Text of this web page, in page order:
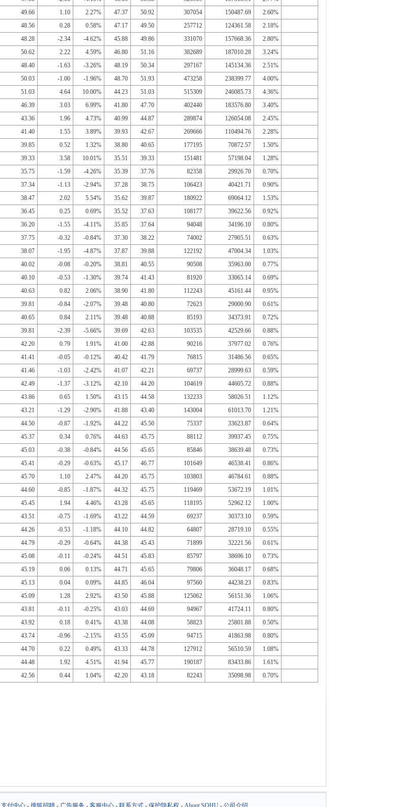
49.66 1.10 2.27% 47.37 50.92 307054 150487.69
2.60%
48.56 0.28 0.58% 47.17 49.50 257712 124361.58
2.18%
48.28 -2.34 -4.62% 45.88 49.86 331070 157668.36
2.80%
50.62 2.22 4.59% 46.80 51.16 382689 187010.28
3.24%
48.40 -1.63 -3.26% 48.19 50.34 297167 145134.36
2.51%
50.03 -1.00 -1.96% 48.70 51.93 473258 238399.77
4.00%
51.03 4.64 10.00% 44.23 51.03 515309 246085.73
4.36%
46.39 3.03 6.99% 41.80 47.70 402440 183576.80
3.40%
43.36 1.96 4.73% 40.99 44.87 289874 126054.08
2.45%
41.40 1.55 3.89% 39.93 42.67 269666 110494.76
2.28%
39.85 0.52 1.32% 38.80 40.65 177195 70872.57
1.50%
39.33 3.58 10.01% 35.51 39.33 151481 57198.04
1.28%
35.75 -1.59 -4.26% 35.39 37.76 82358 29926.70
0.70%
37.34 -1.13 -2.94% 37.28 38.75 106423 40421.71
0.90%
38.47 2.02 5.54% 35.62 39.87 180922 69064.12
1.53%
36.45 0.25 0.69% 35.52 37.63 108177 39622.56
0.92%
36.20 -1.55 -4.11% 35.85 37.64 94048 34196.10
0.80%
37.75 -0.32 -0.84% 37.30 38.22 74002 27905.51
0.63%
38.07 -1.95 -4.87% 37.87 39.88 122192 47004.34
1.03%
40.02 -0.08 -0.20% 38.81 40.55 90508 35963.00
0.77%
40.10 -0.53 -1.30% 39.74 41.43 81920 33065.14
0.69%
40.63 0.82 2.06% 38.90 41.80 112243 45161.44
0.95%
39.81 -0.84 -2.07% 39.48 40.80 72623 29000.90
0.61%
40.65 0.84 2.11% 39.48 40.88 85193 34373.91
0.72%
39.81 -2.39 -5.66% 39.69 42.63 103535 42529.66
0.88%
42.20 0.79 1.91% 41.00 42.88 90216 37977.02
0.76%
41.41 -0.05 -0.12% 40.42 41.79 76815 31486.56
0.65%
41.46 -1.03 -2.42% 41.07 42.21 69737 28999.63
0.59%
42.49 -1.37 -3.12% 42.10 44.20 104619 44605.72
0.88%
43.86 0.65 1.50% 43.15 44.58 132233 58026.51
1.12%
43.21 -1.29 -2.90% 41.88 43.40 143004 61013.70
1.21%
44.50 -0.87 -1.92% 44.22 45.50 75337 33623.87
0.64%
45.37 0.34 0.76% 44.63 45.75 88112 39937.45
0.75%
45.03 -0.38 -0.84% 44.56 45.65 85846 38639.48
0.73%
45.41 -0.29 -0.63% 45.17 46.77 101649 46538.41
0.86%
45.70 1.10 2.47% 44.20 45.75 103803 46784.61
0.88%
44.60 -0.85 -1.87% 44.32 45.75 119469 53672.19
1.01%
45.45 1.94 4.46% 43.28 45.65 118195 52962.12
1.00%
43.51 -0.75 -1.69% 43.22 44.59 69237 30373.10
0.59%
44.26 -0.53 -1.18% 44.10 44.82 64807 28719.10
0.55%
44.79 -0.29 -0.64% 44.38 45.43 71899 32221.56
0.61%
45.08 -0.11 -0.24% 44.51 45.83 85797 38696.10
0.73%
45.19 0.06 0.13% 44.71 45.65 79806 36048.17
0.68%
45.13 0.04 0.09% 44.85 46.04 97560 44238.23
0.83%
45.09 1.28 2.92% 43.50 45.88 125062 56151.36
1.06%
43.81 -0.11 -0.25% 43.03 44.69 94967 41724.11
0.80%
43.92 0.18 0.41% 43.38 44.08 58823 25801.88
0.50%
43.74 -0.96 -2.15% 43.55 45.09 94715 41863.98
0.80%
44.70 0.22 0.49% 43.33 44.78 127912 56510.59
1.08%
44.48 1.92 4.51% 41.94 45.77 190187 83433.86
1.61%
42.56 0.44 1.04% 42.20 43.18 82243 35098.98
0.70%
支付中心- 搜狐招聘- 广告服务- 客服中心- 联系方式- 保护隐私权 - About SOHU- 公司介绍